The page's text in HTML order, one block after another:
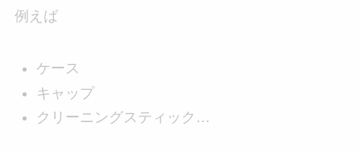
例えば
ケース
キャップ
クリーニングスティック…